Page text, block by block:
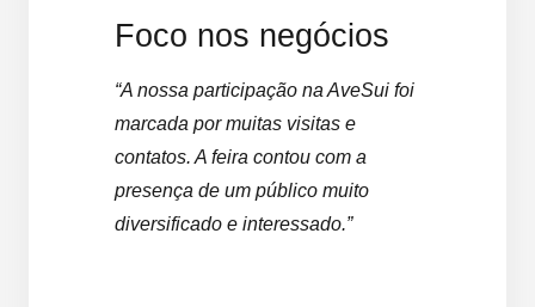
Foco nos negócios
“A nossa participação na AveSui foi
marcada por muitas visitas e
contatos. A feira contou com a
presença de um público muito
diversificado e interessado.”